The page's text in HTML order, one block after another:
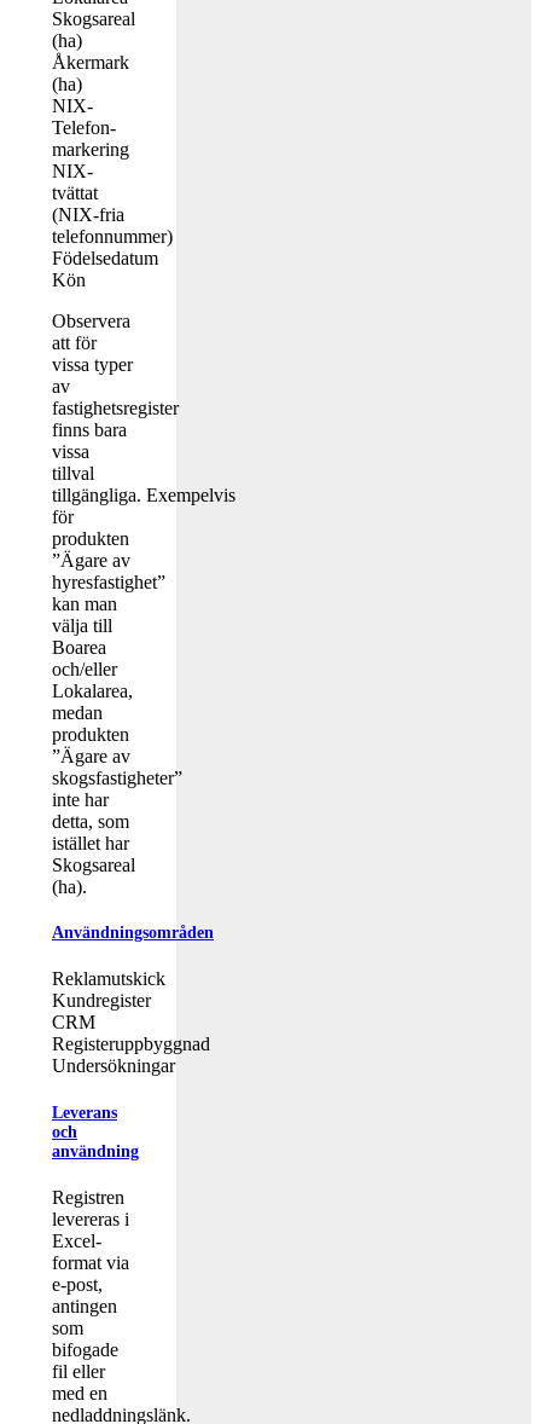
Skogsareal
(ha)
Åkermark
(ha)
NIX-
Telefon-
markering
NIX-
tvättat
(NIX-fria
telefonnummer)
Födelsedatum
Kön
Observera
att för
vissa typer
av
fastighetsregister
finns bara
vissa
tillval
tillgängliga. Exempelvis
för
produkten
”Ägare av
hyresfastighet”
kan man
välja till
Boarea
och/eller
Lokalarea,
medan
produkten
”Ägare av
skogsfastigheter”
inte har
detta, som
istället har
Skogsareal
(ha).
Användningsområden
Reklamutskick
Kundregister
CRM
Registeruppbyggnad
Undersökningar
Leverans
och
användning
Registren
levereras i
Excel-
format via
e-post,
antingen
som
bifogade
fil eller
med en
nedladdningslänk.